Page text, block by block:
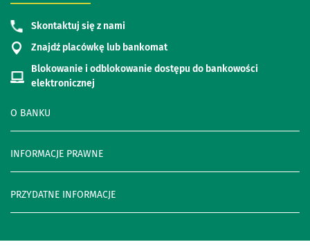
O BANKU
INFORMACJE PRAWNE
PRZYDATNE INFORMACJE
Skontaktuj się z nami
Znajdź placówkę lub bankomat
Blokowanie i odblokowanie dostępu do bankowości
elektronicznej